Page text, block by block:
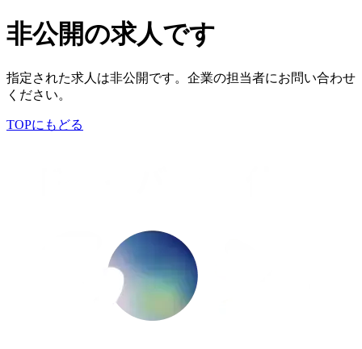
非公開の求人です
指定された求人は非公開です。企業の担当者にお問い合わせ
ください。
TOPにもどる